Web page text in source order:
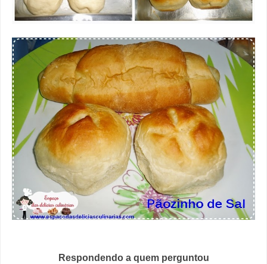
Respondendo a quem perguntou